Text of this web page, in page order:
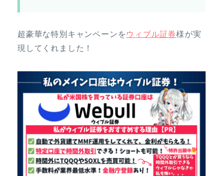
超豪華な特別キャンペーンを ウィブル証券様が実
現してくれました！